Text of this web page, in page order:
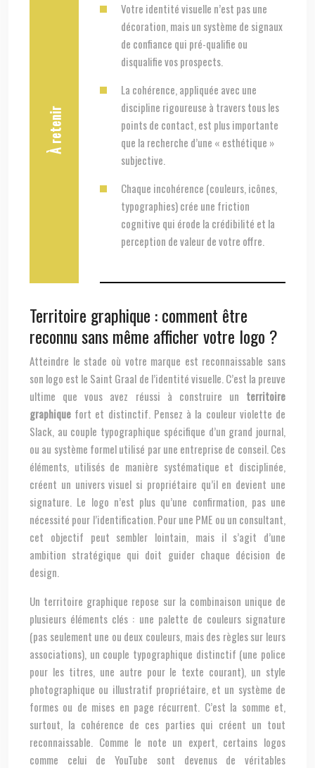
À retenir
Votre identité visuelle n’est pas une
décoration, mais un système de signaux
de confiance qui pré-qualifie ou
disqualifie vos prospects.
La cohérence, appliquée avec une
discipline rigoureuse à travers tous les
points de contact, est plus importante
que la recherche d’une « esthétique »
subjective.
Chaque incohérence (couleurs, icônes,
typographies) crée une friction
cognitive qui érode la crédibilité et la
perception de valeur de votre offre.
Territoire graphique : comment être
reconnu sans même afficher votre logo ?
Atteindre le stade où votre marque est reconnaissable sans
son logo est le Saint Graal de l’identité visuelle. C’est la preuve
ultime que vous avez réussi à construire un territoire
graphique fort et distinctif. Pensez à la couleur violette de
Slack, au couple typographique spécifique d’un grand journal,
ou au système formel utilisé par une entreprise de conseil. Ces
éléments, utilisés de manière systématique et disciplinée,
créent un univers visuel si propriétaire qu’il en devient une
signature. Le logo n’est plus qu’une confirmation, pas une
nécessité pour l’identification. Pour une PME ou un consultant,
cet objectif peut sembler lointain, mais il s’agit d’une
ambition stratégique qui doit guider chaque décision de
design.
Un territoire graphique repose sur la combinaison unique de
plusieurs éléments clés : une palette de couleurs signature
(pas seulement une ou deux couleurs, mais des règles sur leurs
associations), un couple typographique distinctif (une police
pour les titres, une autre pour le texte courant), un style
photographique ou illustratif propriétaire, et un système de
formes ou de mises en page récurrent. C’est la somme et,
surtout, la cohérence de ces parties qui créent un tout
reconnaissable. Comme le note un expert, certains logos
comme celui de YouTube sont devenus de véritables